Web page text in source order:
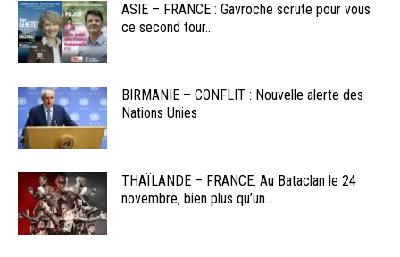
ASIE – FRANCE : Gavroche scrute pour vous
ce second tour...
BIRMANIE – CONFLIT : Nouvelle alerte des
Nations Unies
THAÏLANDE – FRANCE: Au Bataclan le 24
novembre, bien plus qu’un...